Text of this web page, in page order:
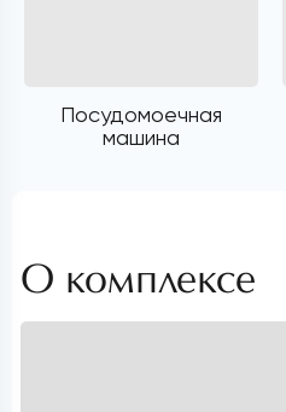
Посудомоечная
машина
О комплексе